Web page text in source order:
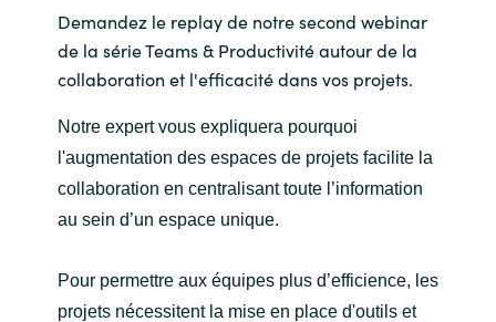
Indonesia
Kingdom of Saudi Arabia
Kuwait
Latvia
Malaysia
Demandez le replay de notre second webinar
de la série Teams & Productivité autour de la
collaboration et l'efficacité dans vos projets.
Notre expert vous expliquera pourquoi
l'augmentation des espaces de projets facilite la
collaboration en centralisant toute l’information
au sein d’un espace unique.
Pour permettre aux équipes plus d’efficience, les
projets nécessitent la mise en place d'outils et